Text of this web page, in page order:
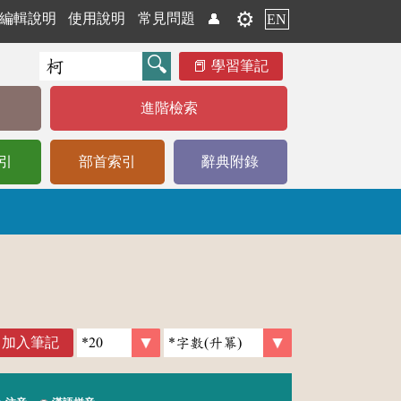
編輯說明 使用說明 常見問題 👤 ⚙️ EN
學習筆記
進階檢索
部首索引 辭典附錄
加入筆記